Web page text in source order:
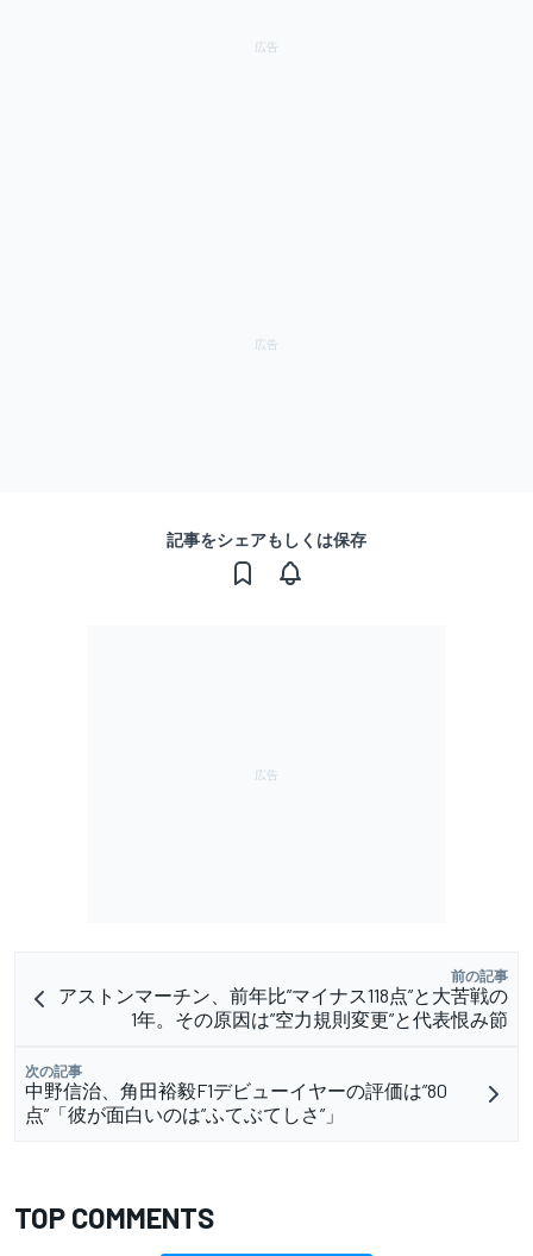
記事をシェアもしくは保存
前の記事
アストンマーチン、前年比”マイナス118点”と大苦戦の
1年。その原因は”空力規則変更”と代表恨み節
次の記事
中野信治、角田裕毅F1デビューイヤーの評価は”80
点”「彼が面白いのは”ふてぶてしさ”」
TOP COMMENTS